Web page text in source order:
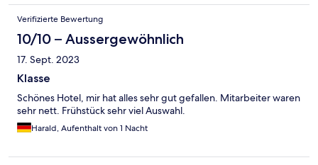
Verifizierte Bewertung
10/10 – Aussergewöhnlich
17. Sept. 2023
Klasse
Schönes Hotel, mir hat alles sehr gut gefallen. Mitarbeiter waren
sehr nett. Frühstück sehr viel Auswahl.
Harald, Aufenthalt von 1 Nacht